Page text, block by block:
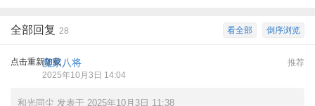
倒序浏览
看全部
全部回复 28
点击重新加载 推荐
魔家八将
2025年10月3日 14:04
和光同尘 发表于 2025年10月3日 11:38